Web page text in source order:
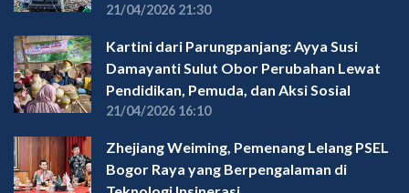
21/04/2026 21:30
Kartini dari Parungpanjang: Ayya Susi
Damayanti Sulut Obor Perubahan Lewat
Pendidikan, Pemuda, dan Aksi Sosial
21/04/2026 16:10
Zhejiang Weiming, Pemenang Lelang PSEL
Bogor Raya yang Berpengalaman di